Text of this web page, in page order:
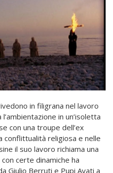
in filigrana nel lavoro
in un’isoletta
con una troupe dell’ex
conflittualità religiosa e nelle
il suo lavoro richiama una
certe dinamiche ha
Giulio Berruti e Pupi Avati a